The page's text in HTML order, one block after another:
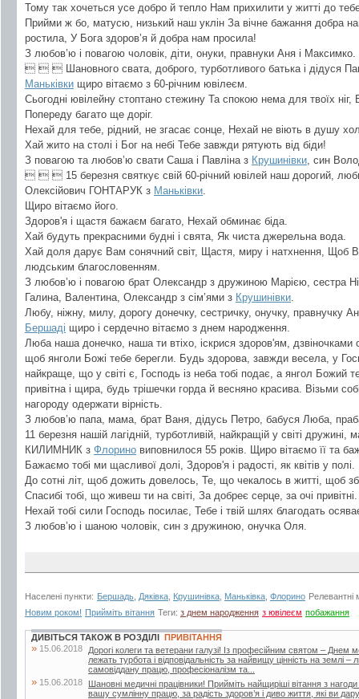
Тому так хочеться усе добро й тепло Нам прихилити у житті до
Прийми ж бо, матусю, низький наш уклін За вічне бажання добра
ростила, У Бога здоров’я й добра нам просила!
З любов’ю і повагою чоловік, діти, онуки, правнуки Аня і Максимко.
   Шановного свата, доброго, турботливого батька і дідуся
Маньківки щиро вітаємо з 60-річним ювілеєм.
Сьогодні ювілейну стоптано стежину Та спокою нема для твоїх
Попереду багато ще доріг.
Нехай для тебе, рідний, не згасає сонце, Нехай не віють в душу
Хай жито на столі і Бог на небі Тебе завжди рятують від біди!
З повагою та любов’ю свати Саша і Павліна з Крушинівки , син
   15 березня святкує свій 60-річний ювілей наш дорогий,
Олексійович ГОНТАРУК з Маньківки
Щиро вітаємо його.
Здоров'я і щастя бажаєм багато, Нехай обминає біда.
Хай будуть прекрасними будні і свята, Як чиста джерельна вода.
Хай доля дарує Вам сонячний світ, Щастя, миру і натхнення, Щоб
людським благословенням.
З любов’ю і повагою брат Олександр з дружиною Марією, сестра
Галина, Валентина, Олександр з сім’ями з Крушинівки
Любу, ніжну, милу, дорогу донечку, сестричку, онучку, правнучку
Бершаді щиро і сердечно вітаємо з днем народження.
Люба наша донечко, наша ти втіхо, іскрися здоров'ям,
щоб янголи Божі тебе берегли. Будь здорова, завжди весела, у
найкраще, що у світі є, Господь із неба тобі подає, а янгол Божий
привітна і щира, будь трішечки горда й весняно красива. Візьми
нагороду одержати вірність.
З любов’ю папа, мама, брат Ваня, дідусь Петро, бабуся Люба,
11 березня нашій лагідній, турботливій, найкращій у світі дружині,
КИЛИМНИК з Флорино виповнилося 55 років. Щиро вітаємо її та
Бажаємо тобі ми щасливої долі, Здоров'я і радості, як квітів у полі.
До сотні літ, щоб дожить довелось, Те, що чекалось в житті, щоб
Спасибі тобі, що живеш ти на світі, За добреє серце, за очі привітні.
Нехай тобі сили Господь посилає, Тебе і твій шлях благодать
З любов’ю і шаною чоловік, син з дружиною, онучка Оля.
Населені пункти: Бершадь Дяківка Крушинівка Маньківка Флорино Релевантні
Новим роком! Прийміть вітання Теги: з днем народження з ювілеєм побажання
ДИВІТЬСЯ ТАКОЖ В РОЗДІЛІ ПРИВІТАННЯ
» 15.06.2018
Дорогі колеги та ветерани галузі! Із професійним святом –
лежать турбота і відповідальність за найвищу цінність на землі
самовіддану працю, професіоналізм та...
» 15.06.2018
Шановні медичні працівники! Прийміть найщиріші вітання з
вашу сумлінну працю, за радість здоров’я і диво життя, які ви